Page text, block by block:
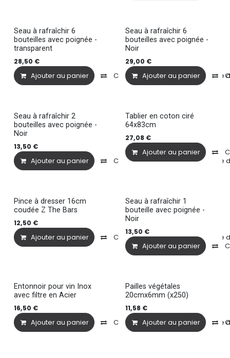
Seau à rafraîchir 6
bouteilles avec poignée -
transparent
28,50 €
Ajouter au panier Comparer Ajouter à la liste
Seau à rafraîchir 6
bouteilles avec poignée -
Noir
29,00 €
Ajouter au panier
Seau à rafraîchir 2
bouteilles avec poignée -
Noir
13,50 €
Ajouter au panier Comparer Ajouter à la liste
Tablier en coton ciré
64x83cm
27,08 €
Ajouter au panier
Pince à dresser 16cm
coudée Z The Bars
12,50 €
Ajouter au panier Comparer Ajouter à la liste
Seau à rafraîchir 1
bouteille avec poignée -
Noir
13,50 €
Ajouter au panier
Entonnoir pour vin Inox
avec filtre en Acier
16,50 €
Ajouter au panier Comparer Ajouter à la liste
Pailles végétales
20cmx6mm (x250)
11,58 €
Ajouter au panier